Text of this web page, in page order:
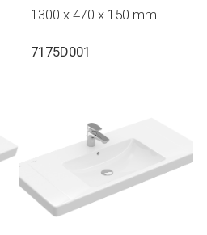
1300 x 470 x 150 mm
7175D001